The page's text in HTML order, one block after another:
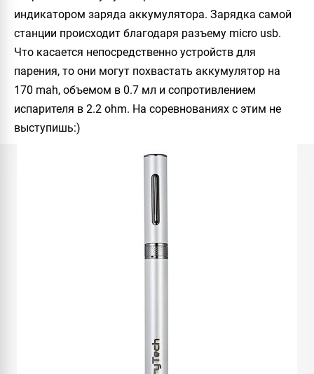
индикатором заряда аккумулятора. Зарядка самой
станции происходит благодаря разъему micro usb.
Что касается непосредственно устройств для
парения, то они могут похвастать аккумулятор на
170 mah, объемом в 0.7 мл и сопротивлением
испарителя в 2.2 ohm. На соревнованиях с этим не
выступишь:)